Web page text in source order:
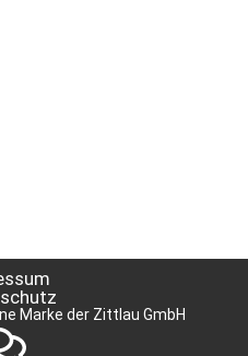
Marke der Zittlau GmbH